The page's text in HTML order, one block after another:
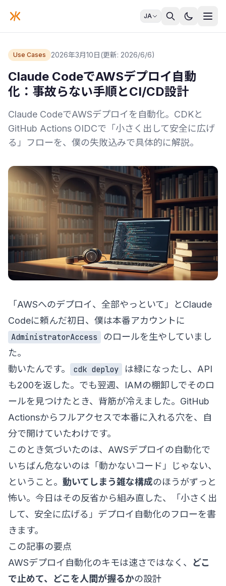
JA
Use Cases 2026年3月10日(更新: 2026/6/6)
Claude CodeでAWSデプロイ自動
化：事故らない手順とCI/CD設計
Claude CodeでAWSデプロイを自動化。CDKと
GitHub Actions OIDCで「小さく出して安全に広げ
る」フローを、僕の失敗込みで具体的に解説。
「AWSへのデプロイ、全部やっといて」とClaude
Codeに頼んだ初日、僕は本番アカウントに
AdministratorAccess
のロールを生やしていまし
た。
動いたんです。
cdk deploy
は緑になったし、API
も200を返した。でも翌週、IAMの棚卸しでそのロ
ールを見つけたとき、背筋が冷えました。GitHub
Actionsからフルアクセスで本番に入れる穴を、自
分で開けていたわけです。
このとき気づいたのは、AWSデプロイの自動化で
いちばん危ないのは「動かないコード」じゃない、
ということ。 動いてしまう雑な構成のほうがずっと
怖い。今日はその反省から組み直した、「小さく出
して、安全に広げる」デプロイ自動化のフローを書
きます。
この記事の要点
AWSデプロイ自動化のキモは速さではなく、 どこ
で止めて、どこを人間が握るかの設計